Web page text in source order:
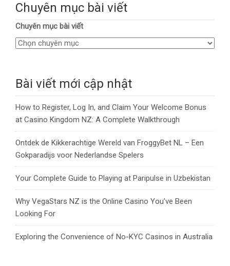
Chuyên mục bài viết
Chuyên mục bài viết
Bài viết mới cập nhật
How to Register, Log In, and Claim Your Welcome Bonus
at Casino Kingdom NZ: A Complete Walkthrough
Ontdek de Kikkerachtige Wereld van FroggyBet NL – Een
Gokparadijs voor Nederlandse Spelers
Your Complete Guide to Playing at Paripulse in Uzbekistan
Why VegaStars NZ is the Online Casino You’ve Been
Looking For
Exploring the Convenience of No-KYC Casinos in Australia